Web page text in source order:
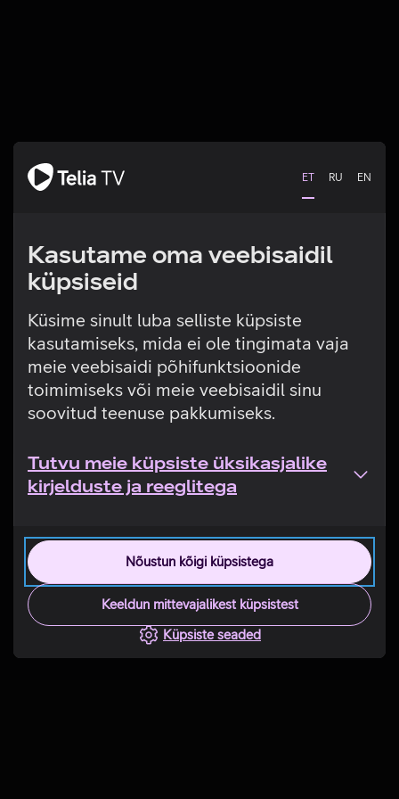
ET RU EN
Kasutame oma veebisaidil
küpsiseid
Küsime sinult luba selliste küpsiste
kasutamiseks, mida ei ole tingimata vaja
meie veebisaidi põhifunktsioonide
toimimiseks või meie veebisaidil sinu
soovitud teenuse pakkumiseks.
Tutvu meie küpsiste üksikasjalike
kirjelduste ja reeglitega
Nõustun kõigi küpsistega
Keeldun mittevajalikest küpsistest
Küpsiste seaded
Tehniline viga